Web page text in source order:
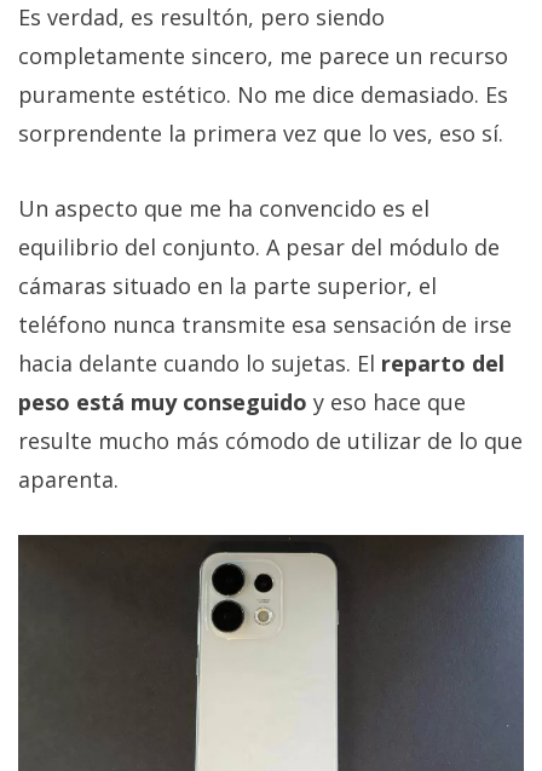
Es verdad, es resultón, pero siendo
completamente sincero, me parece un recurso
puramente estético. No me dice demasiado. Es
sorprendente la primera vez que lo ves, eso sí.
Un aspecto que me ha convencido es el
equilibrio del conjunto. A pesar del módulo de
cámaras situado en la parte superior, el
teléfono nunca transmite esa sensación de irse
hacia delante cuando lo sujetas. El reparto del
peso está muy conseguido y eso hace que
resulte mucho más cómodo de utilizar de lo que
aparenta.